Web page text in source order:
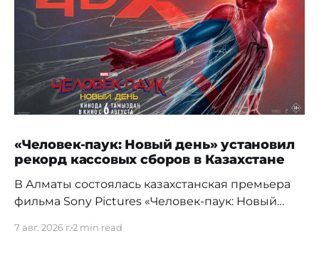
«Человек-паук: Новый день» установил
рекорд кассовых сборов в Казахстане
В Алматы состоялась казахстанская премьера
фильма Sony Pictures «Человек-паук: Новый
7 авг. 2026 г.2 min read